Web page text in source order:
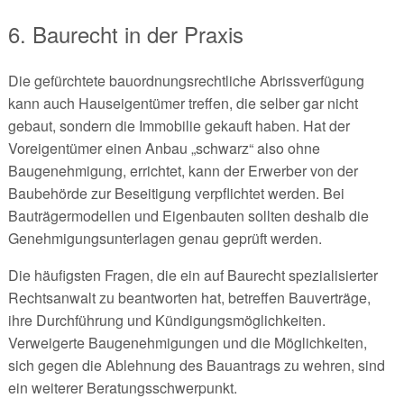
6. Baurecht in der Praxis
Die gefürchtete bauordnungsrechtliche Abrissverfügung
kann auch Hauseigentümer treffen, die selber gar nicht
gebaut, sondern die Immobilie gekauft haben. Hat der
Voreigentümer einen Anbau „schwarz“ also ohne
Baugenehmigung, errichtet, kann der Erwerber von der
Baubehörde zur Beseitigung verpflichtet werden. Bei
Bauträgermodellen und Eigenbauten sollten deshalb die
Genehmigungsunterlagen genau geprüft werden.
Die häufigsten Fragen, die ein auf Baurecht spezialisierter
Rechtsanwalt zu beantworten hat, betreffen Bauverträge,
ihre Durchführung und Kündigungsmöglichkeiten.
Verweigerte Baugenehmigungen und die Möglichkeiten,
sich gegen die Ablehnung des Bauantrags zu wehren, sind
ein weiterer Beratungsschwerpunkt.